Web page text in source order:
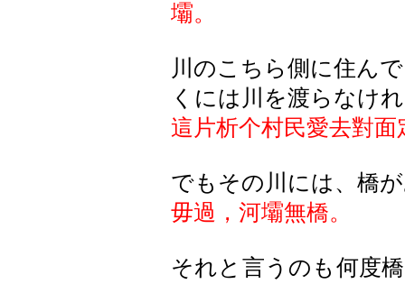
壩。
川のこちら側に住ん
くには川を渡らなけ
這片析个村民愛去對
でもその川には、橋
毋過，河壩無橋。
それと言うのも何度